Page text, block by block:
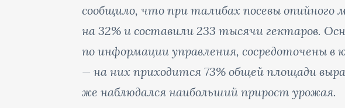
сообщило, что при талибах посевы опийного
на 32% и составили 233 тысячи гектаров.
по информации управления, сосредоточены
— на них приходится 73% общей площади
же наблюдался наибольший прирост урожая.